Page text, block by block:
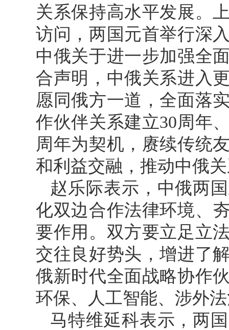
关系保持高水平发展。
访问，两国元首举行深
中俄关于进一步加强全
合声明，中俄关系进入
愿同俄方一道，全面落
作伙伴关系建立30周年
周年为契机，赓续传统
和利益交融，推动中俄
赵乐际表示，中俄两
化双边合作法律环境、
要作用。双方要立足立
交往良好势头，增进了
俄新时代全面战略协作
环保、人工智能、涉外
马特维延科表示，两